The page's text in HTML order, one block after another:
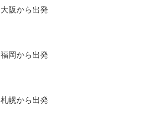
大阪から出発
福岡から出発
札幌から出発